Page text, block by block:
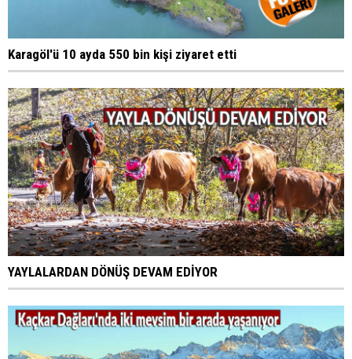
Karagöl'ü 10 ayda 550 bin kişi ziyaret etti
YAYLALARDAN DÖNÜŞ DEVAM EDİYOR